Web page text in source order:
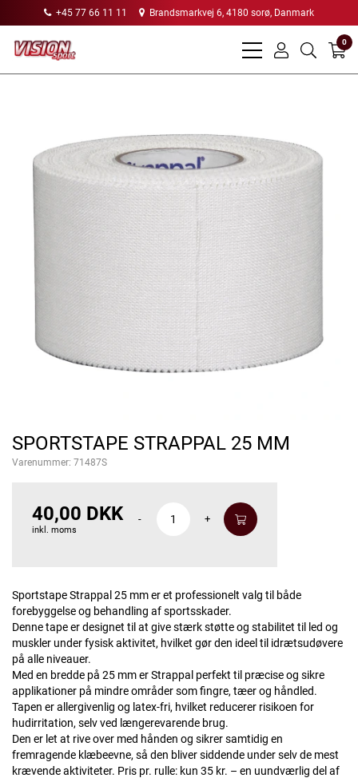
+45 77 66 11 11 Brandsmarkvej 6, 4180 sorø, Danmark
bars
user
search
0
SPORTSTAPE STRAPPAL 25 MM
Varenummer: 71487S
40,00 DKK
inkl. moms
- +
Sportstape Strappal 25 mm er et professionelt valg til både
forebyggelse og behandling af sportsskader.
Denne tape er designet til at give stærk støtte og stabilitet til led og
muskler under fysisk aktivitet, hvilket gør den ideel til idrætsudøvere
på alle niveauer.
Med en bredde på 25 mm er Strappal perfekt til præcise og sikre
applikationer på mindre områder som fingre, tæer og håndled.
Tapen er allergivenlig og latex-fri, hvilket reducerer risikoen for
hudirritation, selv ved længerevarende brug.
Den er let at rive over med hånden og sikrer samtidig en
fremragende klæbeevne, så den bliver siddende under selv de mest
krævende aktiviteter. Pris pr. rulle: kun 35 kr. – en uundværlig del af